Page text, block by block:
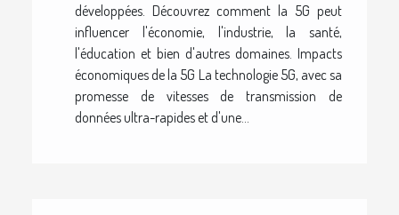
développées. Découvrez comment la 5G peut
influencer l'économie, l'industrie, la santé,
l'éducation et bien d'autres domaines. Impacts
économiques de la 5G La technologie 5G, avec sa
promesse de vitesses de transmission de
données ultra-rapides et d'une...